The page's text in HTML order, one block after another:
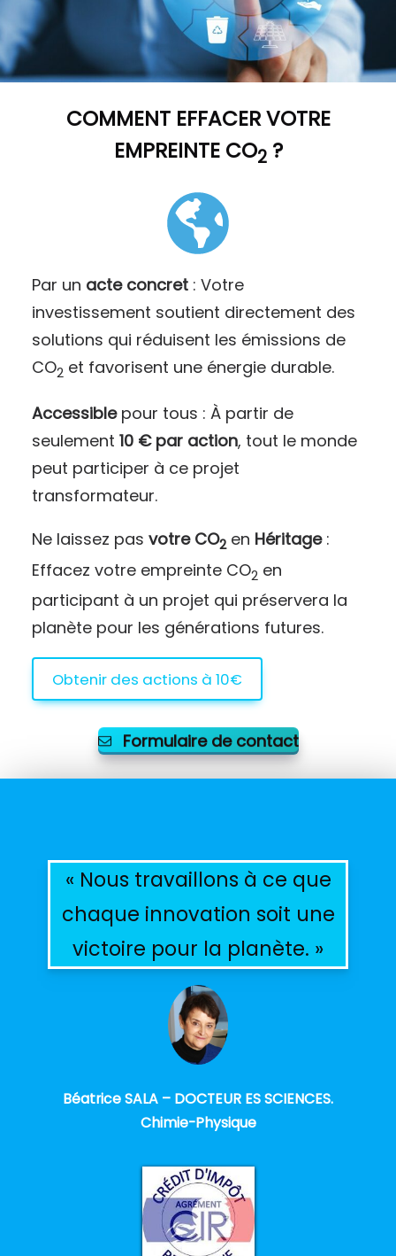
COMMENT EFFACER VOTRE
EMPREINTE CO2?
Par un acte concret: Votre
investissement soutient directement des
solutions qui réduisent les émissions de
CO2 et favorisent une énergie durable.
Accessiblepour tous : À partir de
seulement 10 € par action, tout le monde
peut participer à ce projet
transformateur.
Ne laissez pas votre CO2en Héritage:
Effacez votre empreinte CO2 en
participant à un projet qui préservera la
planète pour les générations futures.
Obtenir des actions à 10€
Formulaire de contact
« Nous travaillons à ce que
chaque innovation soit une
victoire pour la planète. »
Béatrice SALA – DOCTEUR ES SCIENCES.
Chimie-Physique